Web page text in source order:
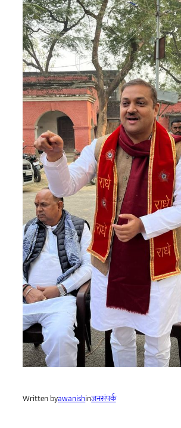
Written byawanishinजनसंपर्क